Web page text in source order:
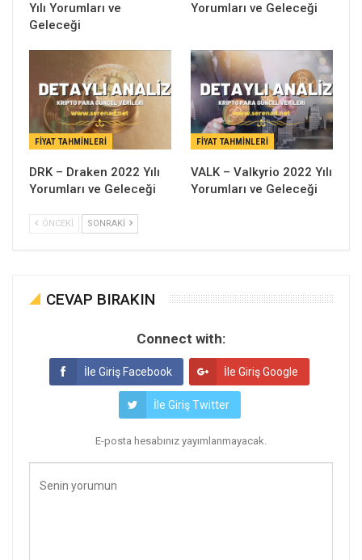
Yılı Yorumları ve
Geleceği
Yorumları ve Geleceği
FIYAT TAHMINLERI
DRK – Draken 2022 Yılı
Yorumları ve Geleceği
FIYAT TAHMINLERI
VALK – Valkyrio 2022 Yılı
Yorumları ve Geleceği
ÖNCEKI SONRAKI
CEVAP BIRAKIN
Connect with:
İle Giriş Facebook İle Giriş Google
İle Giriş Twitter
E-posta hesabınız yayımlanmayacak.